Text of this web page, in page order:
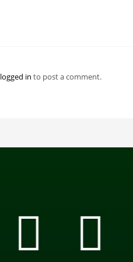
logged into post a comment.